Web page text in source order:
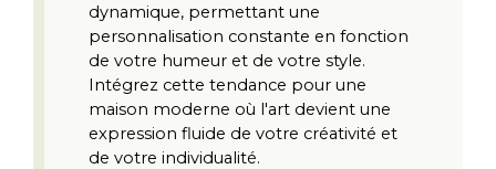
dynamique, permettant une
personnalisation constante en fonction
de votre humeur et de votre style.
Intégrez cette tendance pour une
maison moderne où l'art devient une
expression fluide de votre créativité et
de votre individualité.